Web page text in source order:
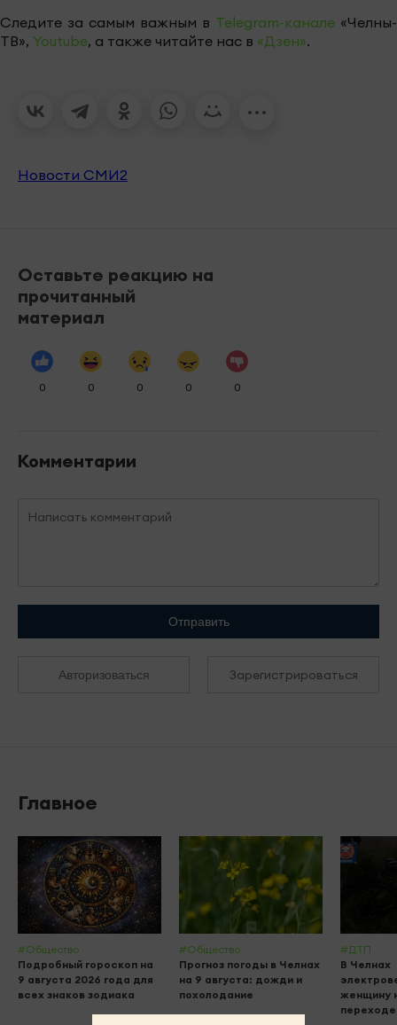
Следите за самым важным в Telegram-канале «Челны-
ТВ», Youtube, а также читайте нас в «Дзен».
Новости СМИ2
Оставьте реакцию на
прочитанный
материал
0 0 0 0 0
Комментарии
Отправить
Авторизоваться Зарегистрироваться
Главное
#Общество
Подробный гороскоп на
9 августа 2026 года для
всех знаков зодиака
#Общество
Прогноз погоды в Челнах
на 9 августа: дожди и
похолодание
#ДТП
В Челнах
женщину
переходе